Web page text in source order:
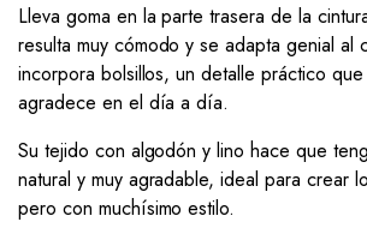
Lleva goma en la parte trasera de la
resulta muy cómodo y se adapta genial al
incorpora bolsillos, un detalle práctico
agradece en el día a día.
Su tejido con algodón y lino hace que
natural y muy agradable, ideal para crear
pero con muchísimo estilo.